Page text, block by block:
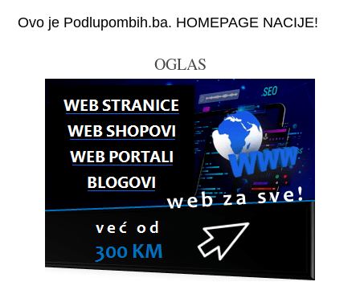
Ovo je Podlupombih.ba. HOMEPAGE NACIJE!
OGLAS